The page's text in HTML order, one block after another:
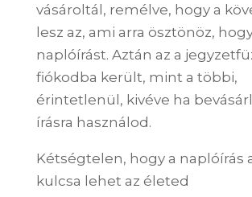
vásároltál, remélve, hogy a
lesz az, ami arra ösztönöz,
naplóírást. Aztán az a
fiókodba került, mint a többi,
érintetlenül, kivéve ha
írásra használod.
Kétségtelen, hogy a naplóírás
kulcsa lehet az életed